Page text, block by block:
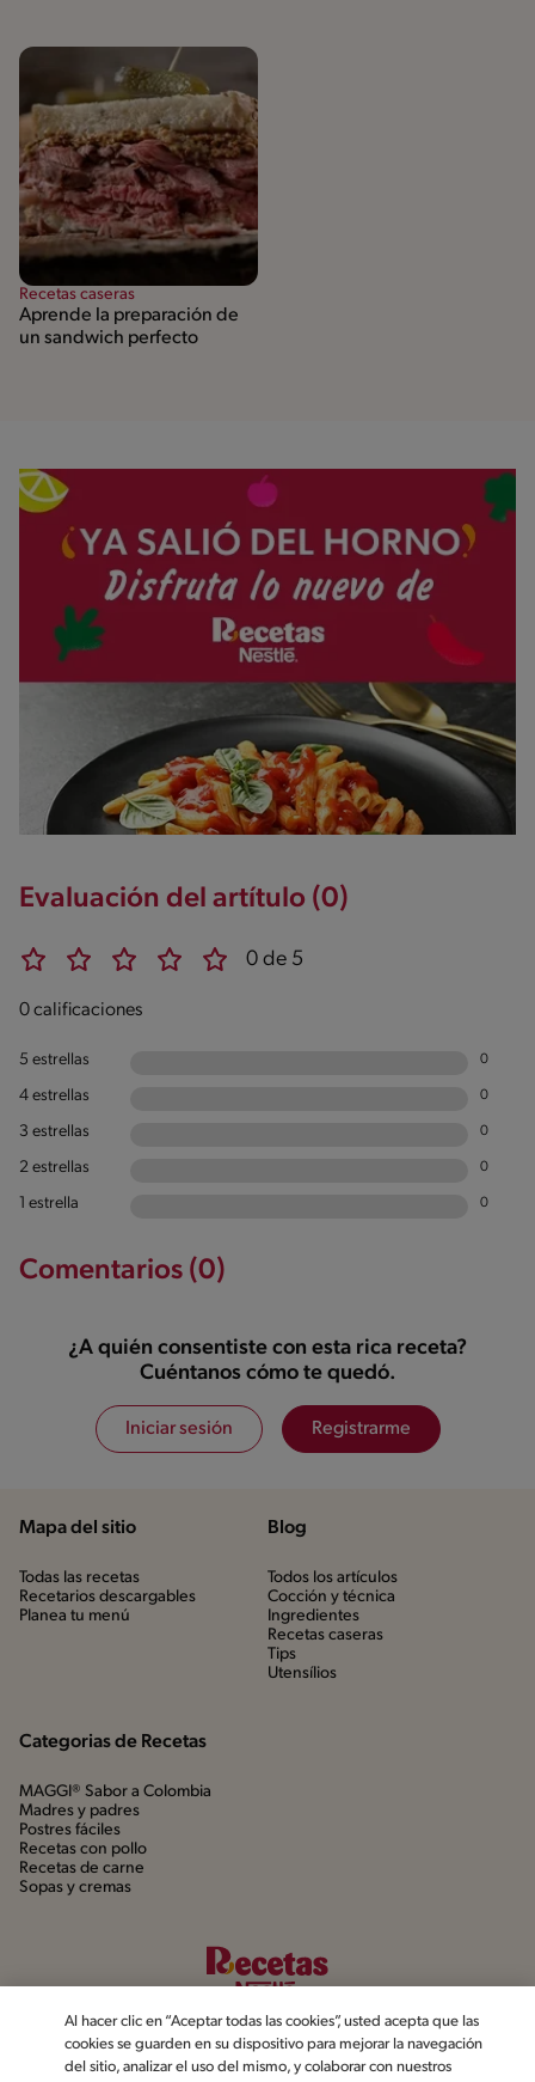
Recetas caseras
Aprende la preparación de
un sandwich perfecto
Evaluación del artítulo (0)
0 de 5
0 calificaciones
5 estrellas 0
4 estrellas 0
3 estrellas 0
2 estrellas 0
1 estrella 0
Comentarios (0)
¿A quién consentiste con esta rica receta?
Cuéntanos cómo te quedó.
Iniciar sesión Registrarme
Mapa del sitio
Todas las recetas
Recetarios descargables
Planea tu menú
Blog
Todos los artículos
Cocción y técnica
Ingredientes
Recetas caseras
Tips
Utensílios
Categorias de Recetas
MAGGI® Sabor a Colombia
Madres y padres
Postres fáciles
Recetas con pollo
Recetas de carne
Sopas y cremas
Al hacer clic en “Aceptar todas las cookies”, usted acepta que las
cookies se guarden en su dispositivo para mejorar la navegación
del sitio, analizar el uso del mismo, y colaborar con nuestros